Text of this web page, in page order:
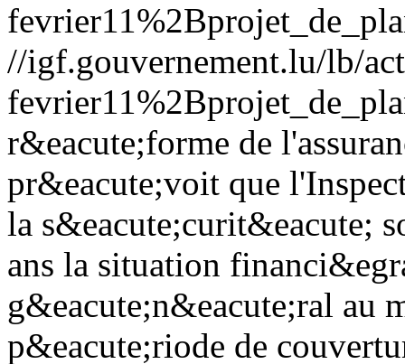
//igf.gouvernement.lu/lb/
r&eacute;forme de
pr&eacute;voit que
la s&eacute;curit&eacute;
ans la situation
g&eacute;n&eacute;ral au
p&eacute;riode de